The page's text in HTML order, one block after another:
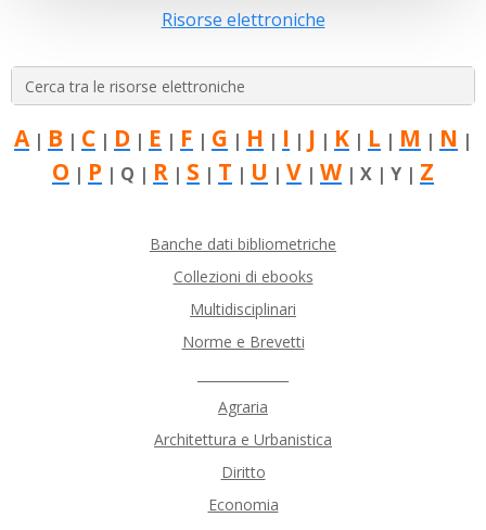
Risorse elettroniche
Search
for:
A| B | C | D | E | F | G | H | I | J | K | L | M | N |
O | P | Q | R | S | T | U | V | W | X | Y | Z
Banche dati bibliometriche
Collezioni di ebooks
Multidisciplinari
Norme e Brevetti
Agraria
Architettura e Urbanistica
Diritto
Economia